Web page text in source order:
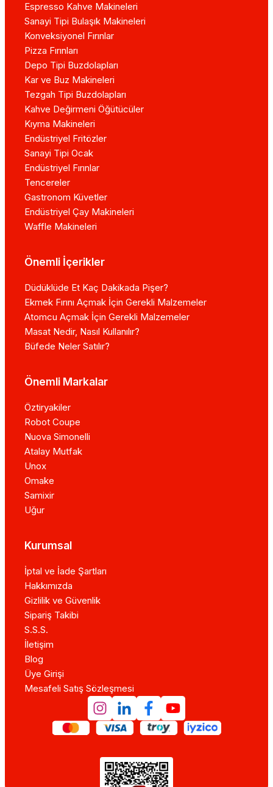
Espresso Kahve Makineleri
Sanayi Tipi Bulaşık Makineleri
Konveksiyonel Fırınlar
Pizza Fırınları
Depo Tipi Buzdolapları
Kar ve Buz Makineleri
Tezgah Tipi Buzdolapları
Kahve Değirmeni Öğütücüler
Kıyma Makineleri
Endüstriyel Fritözler
Sanayi Tipi Ocak
Endüstriyel Fırınlar
Tencereler
Gastronom Küvetler
Endüstriyel Çay Makineleri
Waffle Makineleri
Önemli İçerikler
Düdüklüde Et Kaç Dakikada Pişer?
Ekmek Fırını Açmak İçin Gerekli Malzemeler
Atomcu Açmak İçin Gerekli Malzemeler
Masat Nedir, Nasıl Kullanılır?
Büfede Neler Satılır?
Önemli Markalar
Öztiryakiler
Robot Coupe
Nuova Simonelli
Atalay Mutfak
Unox
Omake
Samixir
Uğur
Kurumsal
İptal ve İade Şartları
Hakkımızda
Gizlilik ve Güvenlik
Sipariş Takibi
S.S.S.
İletişim
Blog
Üye Girişi
Mesafeli Satış Sözleşmesi